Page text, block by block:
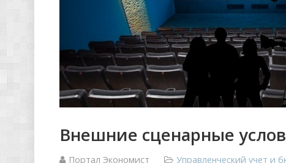
Внешние сценарные
Портал Экономист Управленческий учет и